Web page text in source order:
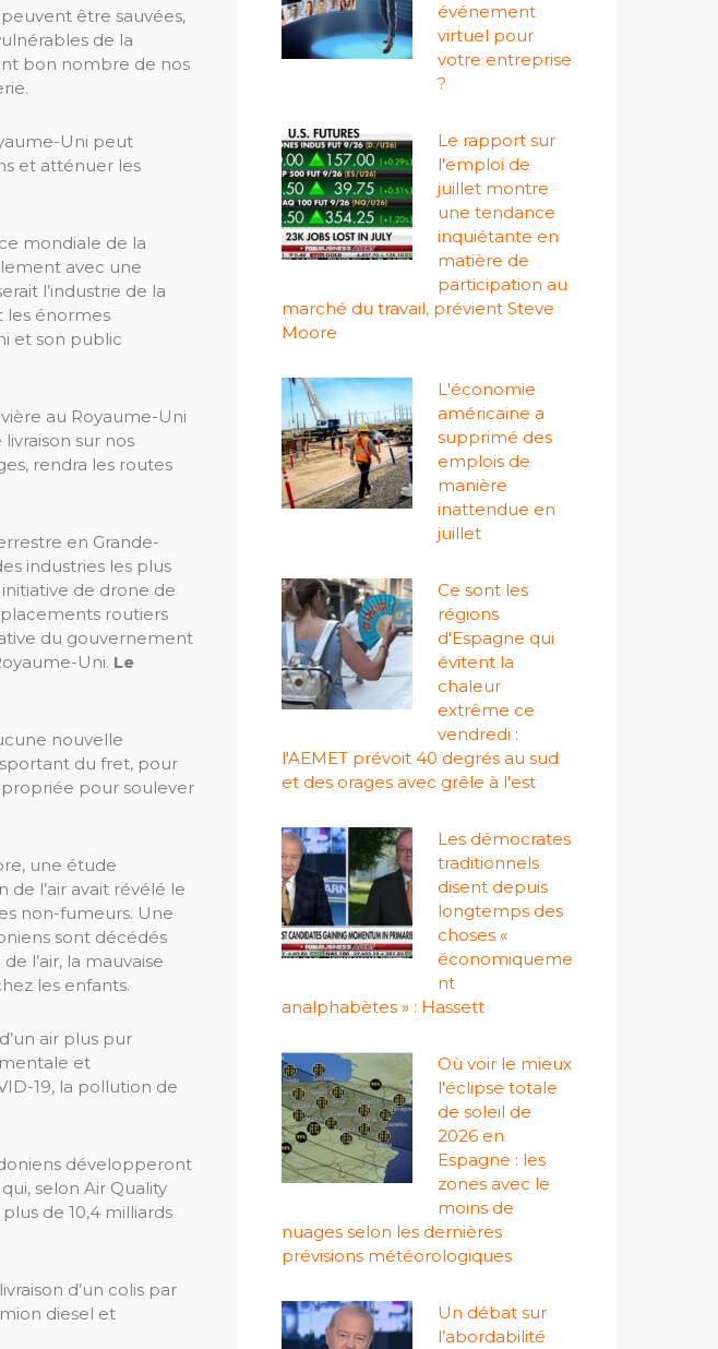
être sauvées,
de la
bon nombre de nos
Uni peut
et atténuer les
mondiale de la
avec une
l’industrie de la
les énormes
et son public
au Royaume-Uni
sur nos
rendra les routes
en Grande-
industries les plus
de drone de
routiers
du gouvernement
Uni. Le
nouvelle
du fret, pour
pour soulever
une étude
l’air avait révélé le
non-fumeurs. Une
sont décédés
l’air, la mauvaise
les enfants.
air plus pur
et
19, la pollution de
développeront
selon Air Quality
de 10,4 milliards
d’un colis par
diesel et
événement
virtuel pour
votre entreprise
?
Le rapport sur
l'emploi de
juillet montre
une tendance
inquiétante en
matière de
participation au
marché du travail, prévient Steve
Moore
L'économie
américaine a
supprimé des
emplois de
manière
inattendue en
juillet
Ce sont les
régions
d'Espagne qui
évitent la
chaleur
extrême ce
vendredi :
l'AEMET prévoit 40 degrés au sud
et des orages avec grêle à l'est
Les démocrates
traditionnels
disent depuis
longtemps des
choses «
économiqueme
nt
analphabètes » : Hassett
Où voir le mieux
l'éclipse totale
de soleil de
2026 en
Espagne : les
zones avec le
moins de
nuages ​​selon les dernières
prévisions météorologiques
Un débat sur
l’abordabilité